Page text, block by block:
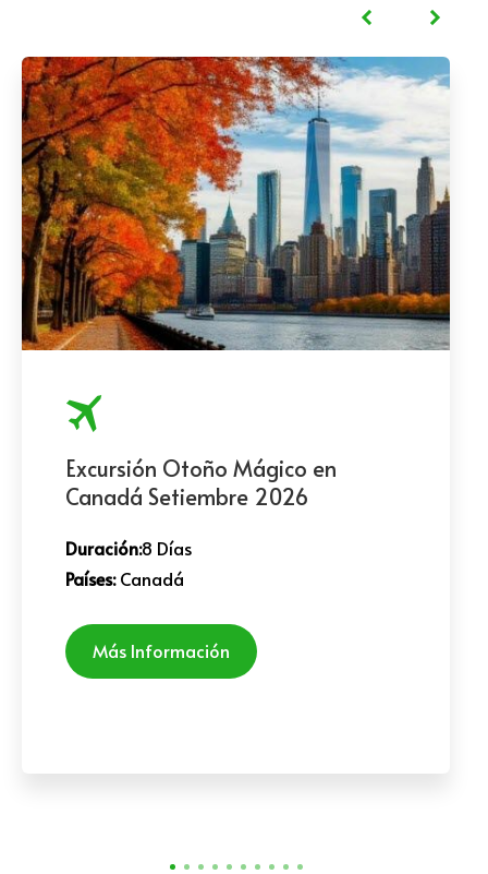
Excursión Otoño Mágico en
Canadá Setiembre 2026
Duración:8 Días
Países:Canadá
Más Información